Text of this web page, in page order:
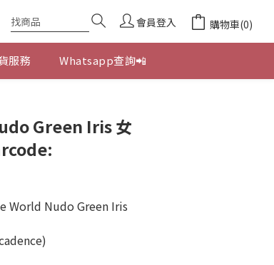
會員登入 購物車(0)
服務 Whatsapp查詢📲
Green Iris 女
World Nudo Green Iris